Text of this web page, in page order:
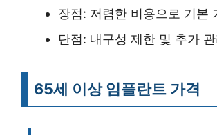
장점: 저렴한 비용으로 기본
단점: 내구성 제한 및 추가
65세 이상 임플란트 가격